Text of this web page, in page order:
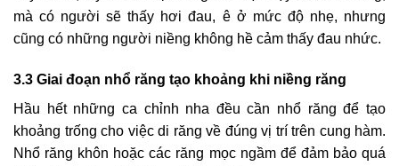
mà có người sẽ thấy hơi đau, ê ở mức độ nhẹ, nhưng
cũng có những người niềng không hề cảm thấy đau nhức.
3.3 Giai đoạn nhổ răng tạo khoảng khi niềng răng
Hầu hết những ca chỉnh nha đều cần nhổ răng để tạo
khoảng trống cho việc di răng về đúng vị trí trên cung hàm.
Nhổ răng khôn hoặc các răng mọc ngầm để đảm bảo quá